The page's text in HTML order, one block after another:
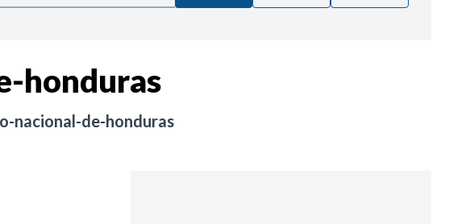
honduras
nacional-de-honduras